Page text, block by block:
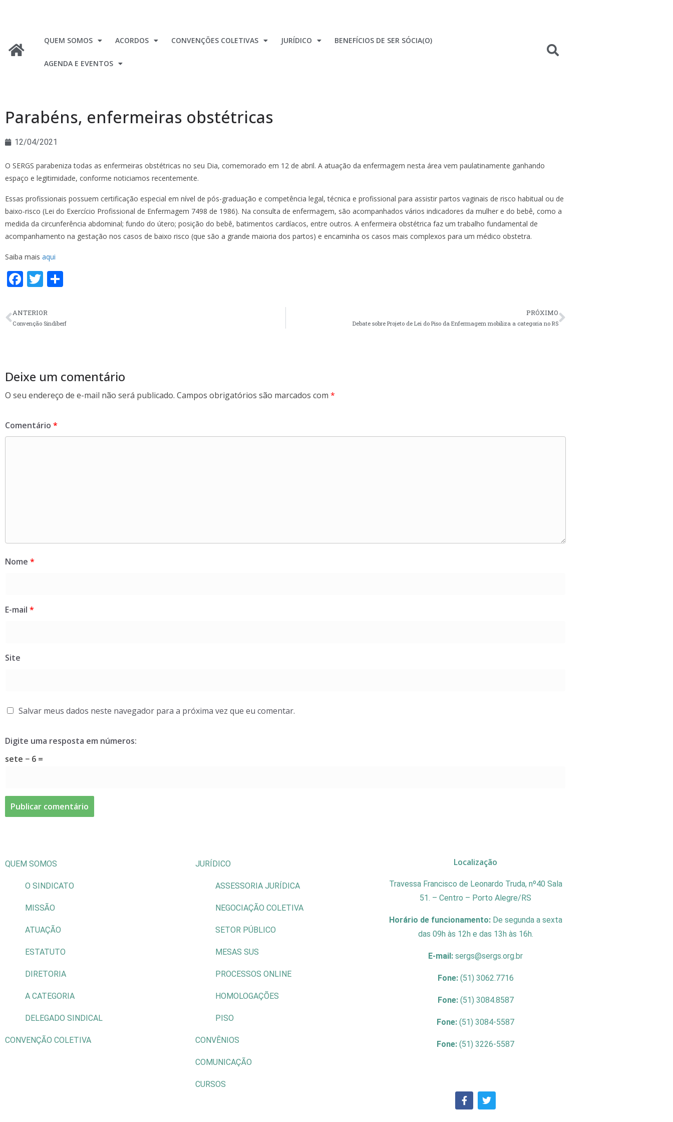
QUEM SOMOS ACORDOS CONVENÇÕES COLETIVAS JURÍDICO BENEFÍCIOS DE SER SÓCIA(O)
AGENDA E EVENTOS
Parabéns, enfermeiras obstétricas
12/04/2021
O SERGS parabeniza todas as enfermeiras obstétricas no seu Dia, comemorado em 12 de abril. A atuação da enfermagem nesta área vem paulatinamente ganhando
espaço e legitimidade, conforme noticiamos recentemente.
Essas profissionais possuem certificação especial em nível de pós-graduação e competência legal, técnica e profissional para assistir partos vaginais de risco habitual ou de
baixo-risco (Lei do Exercício Profissional de Enfermagem 7498 de 1986). Na consulta de enfermagem, são acompanhados vários indicadores da mulher e do bebê, como a
medida da circunferência abdominal; fundo do útero; posição do bebê, batimentos cardíacos, entre outros. A enfermeira obstétrica faz um trabalho fundamental de
acompanhamento na gestação nos casos de baixo risco (que são a grande maioria dos partos) e encaminha os casos mais complexos para um médico obstetra.
Saiba mais aqui
F
e
b
k
T
itt
er e
ANTERIOR
Convenção Sindiberf
PRÓXIMO
Debate sobre Projeto de Lei do Piso da Enfermagem mobiliza a categoria no RS
Deixe um comentário
O seu endereço de e-mail não será publicado. Campos obrigatórios são marcados com *
Comentário *
Nome *
E-mail *
Site
Salvar meus dados neste navegador para a próxima vez que eu comentar.
Digite uma resposta em números:
sete − 6 =
QUEM SOMOS
O SINDICATO
MISSÃO
ATUAÇÃO
ESTATUTO
DIRETORIA
A CATEGORIA
DELEGADO SINDICAL
CONVENÇÃO COLETIVA
JURÍDICO
ASSESSORIA JURÍDICA
NEGOCIAÇÃO COLETIVA
SETOR PÚBLICO
MESAS SUS
PROCESSOS ONLINE
HOMOLOGAÇÕES
PISO
CONVÊNIOS
COMUNICAÇÃO
CURSOS
Localização
Travessa Francisco de Leonardo Truda, nº40 Sala
51. – Centro – Porto Alegre/RS
Horário de funcionamento: De segunda a sexta
das 09h às 12h e das 13h às 16h.
E-mail:sergs@sergs.org.br
Fone: (51) 3062.7716
Fone: (51) 3084.8587
Fone:(51) 3084-5587
Fone:(51) 3226-5587